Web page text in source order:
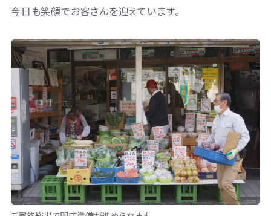
今日も笑顔でお客さんを迎えています。